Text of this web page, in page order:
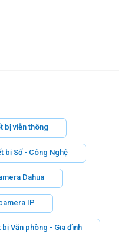
bị viễn thông
bị Số - Công Nghệ
Dahua
IP
bị Văn phòng - Gia đình